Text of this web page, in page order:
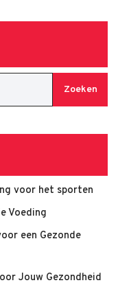
Zoeken
voor het sporten
Voeding
een Gezonde
Jouw Gezondheid